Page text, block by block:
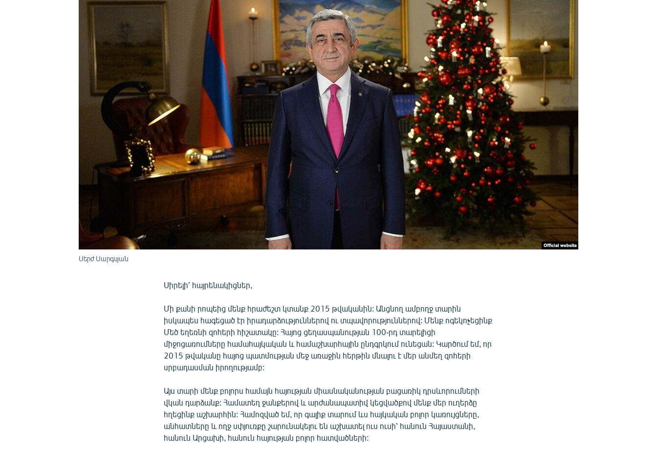
Սերժ Սարգսյան
Սիրելի՛ հայրենակիցներ,
Մի քանի րոպեից մենք հրաժեշտ կտանք 2015 թվականին: Անցնող ամբողջ տարին
իսկապես հագեցած էր իրադարձություններով ու տպավորություններով: Մենք ոգեկոչեցինք
Մեծ եղեռնի զոհերի հիշատակը: Հայոց ցեղասպանության 100-րդ տարելիցի
միջոցառումները համահայկական և համաշխարհային ընդգրկում ունեցան: Կարծում եմ, որ
2015 թվականը հայոց պատմության մեջ առաջին հերթին մնալու է մեր անմեղ զոհերի
սրբադասման իրողությամբ:
Այս տարի մենք բոլորս համայն հայության միասնականության բացառիկ դրսևորումների
վկան դարձանք: Համատեղ ջանքերով և արժանապատիվ կեցվածքով մենք մեր ուղերձը
հղեցինք աշխարհին: Համոզված եմ, որ գալիք տարում ևս հայկական բոլոր կառույցները,
անհատները և ողջ սփյուռքը շարունակելու են աշխատել ուս ուսի՝ հանուն Հայաստանի,
հանուն Արցախի, հանուն հայության բոլոր հատվածների: